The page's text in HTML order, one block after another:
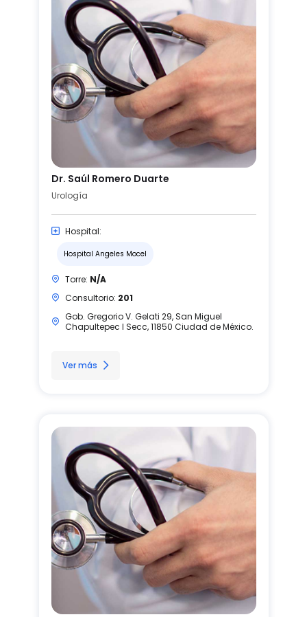
Dr. Saúl Romero Duarte
Urología
Hospital:
Hospital Angeles Mocel
Torre: N/A
Consultorio: 201
Gob. Gregorio V. Gelati 29, San Miguel
Chapultepec I Secc, 11850 Ciudad de México.
Ver más